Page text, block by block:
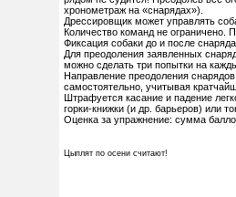
хронометраж на «снарядах»).
Дрессировщик может управлять
Количество команд не ограничено.
Фиксация собаки до и после
Для преодоления заявленных
можно сделать три попытки на
Направление преодоления
самостоятельно, учитывая
Штрафуется касание и падение
горки-книжки (и др. барьеров) или
Оценка за упражнение: сумма
Цыплят по осени считают!